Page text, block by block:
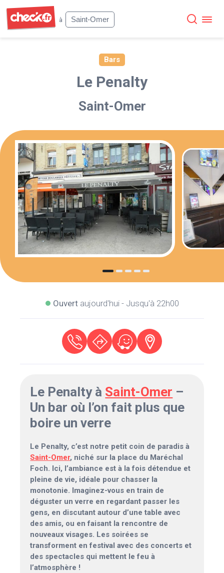
à
Saint-Omer
Bars
Le Penalty
Saint-Omer
Ouvertaujourd'hui - Jusqu'à 22h00
Le Penalty à Saint-Omer –
Un bar où l’on fait plus que
boire un verre
Le Penalty, c’est notre petit coin de paradis à
Saint-Omer, niché sur la place du Maréchal
Foch. Ici, l’ambiance est à la fois détendue et
pleine de vie, idéale pour chasser la
monotonie. Imaginez-vous en train de
déguster un verre en regardant passer les
gens, en discutant autour d’une table avec
des amis, ou en faisant la rencontre de
nouveaux visages. Les soirées se
transforment en festival avec des concerts et
des spectacles qui mettent le feu à
l’atmosphère !